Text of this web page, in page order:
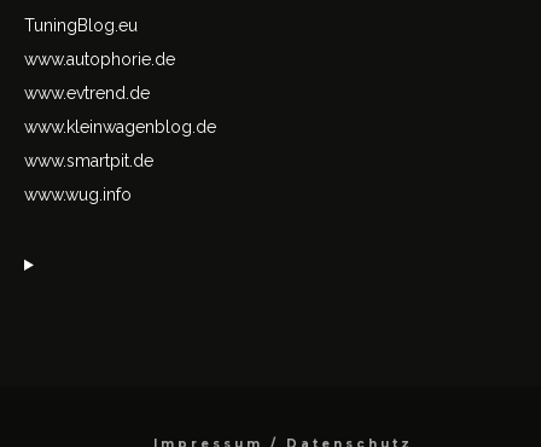
TuningBlog.eu
www.autophorie.de
www.evtrend.de
www.kleinwagenblog.de
www.smartpit.de
www.wug.info